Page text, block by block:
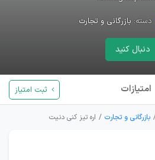
دسته: بازرگانی و تجارت
دنبال کنید
امتیازات ثبت امتیاز
بازرگانی و تجارت اره تیز کنی دنیت